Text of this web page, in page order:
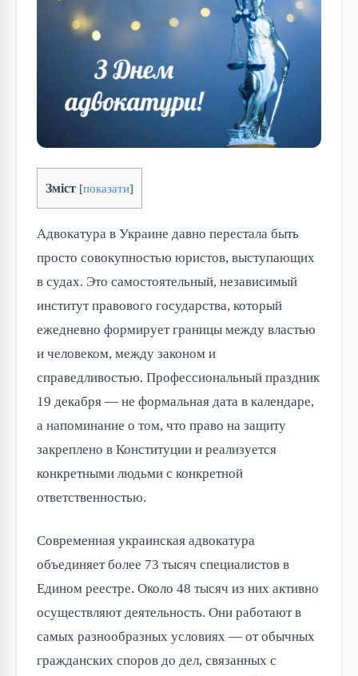
Зміст [показати]
Адвокатура в Украине давно перестала быть
просто совокупностью юристов, выступающих
в судах. Это самостоятельный, независимый
институт правового государства, который
ежедневно формирует границы между властью
и человеком, между законом и
справедливостью. Профессиональный праздник
19 декабря — не формальная дата в календаре,
а напоминание о том, что право на защиту
закреплено в Конституции и реализуется
конкретными людьми с конкретной
ответственностью.
Современная украинская адвокатура
объединяет более 73 тысяч специалистов в
Едином реестре. Около 48 тысяч из них активно
осуществляют деятельность. Они работают в
самых разнообразных условиях — от обычных
гражданских споров до дел, связанных с